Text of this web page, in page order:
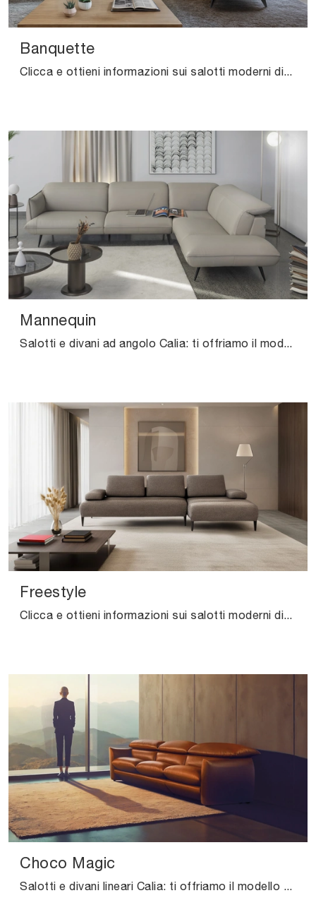
Banquette
Clicca e ottieni informazioni sui salotti moderni di Calia! Diversi modelli di divani, come Banquette, ti aspettano.
Mannequin
Salotti e divani ad angolo Calia: ti offriamo il modello Mannequin in pelle per valorizzare il soggiorno.
Freestyle
Choco Magic
Salotti e divani lineari Calia: ti offriamo il modello Choco Magic in pelle per arricchire il living.